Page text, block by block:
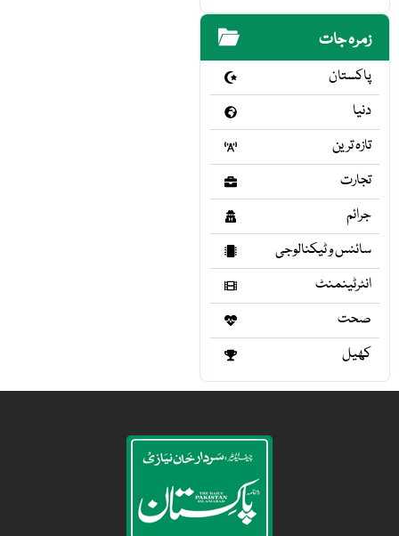
زمرہ جات
پاکستان
دنیا
تازہ ترین
تجارت
جرائم
سائنس و ٹیکنالوجی
انٹرٹینمنٹ
صحت
کھیل